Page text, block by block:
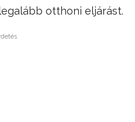
otthoni eljárást.